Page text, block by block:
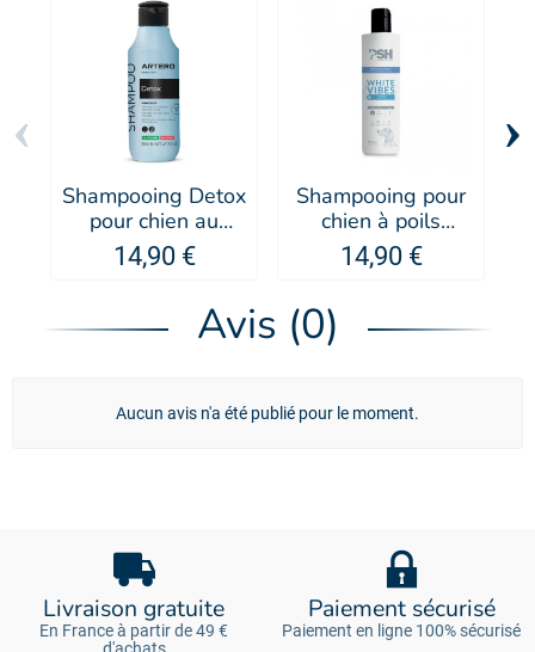
Shampooing Detox
pour chien au
charbon actif -
Artero
14,90 €
Shampooing pour
chien à poils
blancs White
Vibes - PSH
14,90 €
‹ ›
Avis (0)
Aucun avis n'a été publié pour le moment.
Livraison gratuite
En France à partir de 49 €
Paiement sécurisé
Paiement en ligne 100% sécurisé